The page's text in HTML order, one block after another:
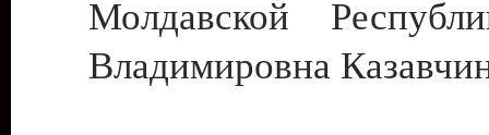
Молдавской
Владимировна